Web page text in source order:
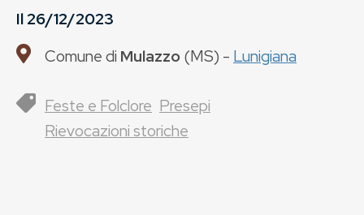
Il26/12/2023
Comune di Mulazzo(MS) - Lunigiana
Feste e Folclore Presepi
Rievocazioni storiche